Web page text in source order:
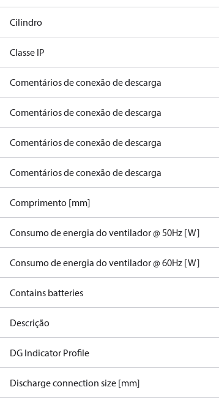
Cilindro
Classe IP
Comentários de conexão de descarga
Comentários de conexão de descarga
Comentários de conexão de descarga
Comentários de conexão de descarga
Comprimento [mm]
Consumo de energia do ventilador @ 50Hz [W]
Consumo de energia do ventilador @ 60Hz [W]
Contains batteries
Descrição
DG Indicator Profile
Discharge connection size [mm]